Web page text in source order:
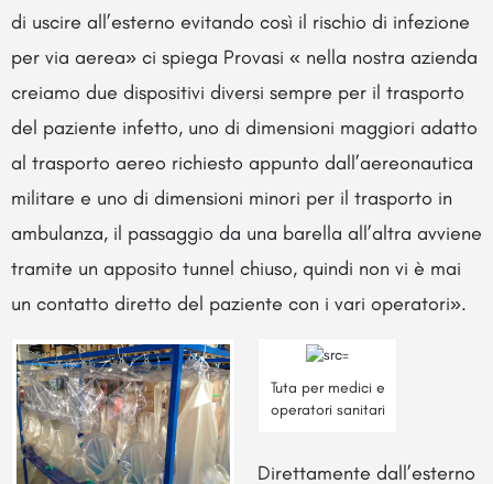
di uscire all’esterno evitando così il rischio di infezione
per via aerea» ci spiega Provasi « nella nostra azienda
creiamo due dispositivi diversi sempre per il trasporto
del paziente infetto, uno di dimensioni maggiori adatto
al trasporto aereo richiesto appunto dall’aereonautica
militare e uno di dimensioni minori per il trasporto in
ambulanza, il passaggio da una barella all’altra avviene
tramite un apposito tunnel chiuso, quindi non vi è mai
un contatto diretto del paziente con i vari operatori».
Tuta per medici e
operatori sanitari
Direttamente dall’esterno